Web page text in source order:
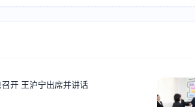
开 王沪宁出席并讲话